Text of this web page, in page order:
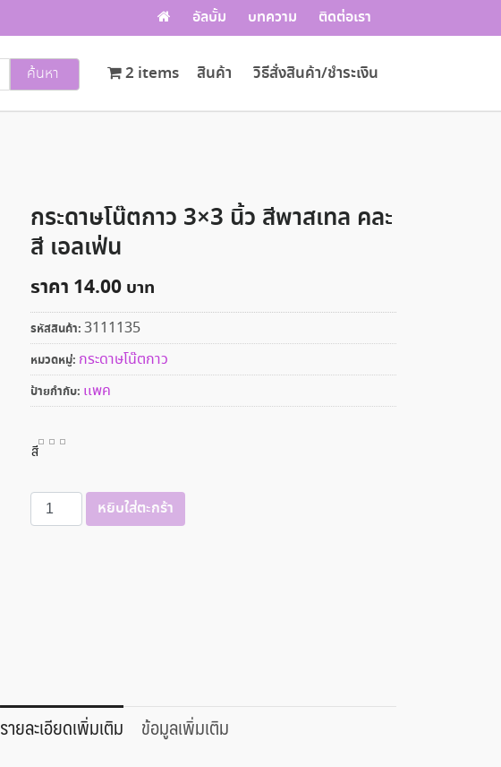
อัลบั้ม บทความ ติดต่อเรา
ค้นหา สินค้า วิธีสั่งสินค้า/ชำระเงิน
2 items
กระดาษโน๊ตกาว 3×3 นิ้ว สีพาสเทล คละ
สี เอลเฟ่น
ราคา 14.00
รหัสสินค้า: 3111135
หมวดหมู่: กระดาษโน๊ตกาว
ป้ายกำกับ: เเพค
สี
จำนวน
กระ
เทล
คละ
หยิบใส่ตะกร้า
รายละเอียดเพิ่มเติม ข้อมูลเพิ่มเติม